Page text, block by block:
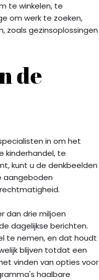
te winkelen, te
om werk te zoeken,
zoals gezinsoplossingen
de
in om het
kinderhandel, te
kunt u de denkbeelden
aangeboden
dan drie miljoen
dagelijkse berichten.
te nemen, en dat houdt
blijven totdat een
vinden van opties voor
haalbare